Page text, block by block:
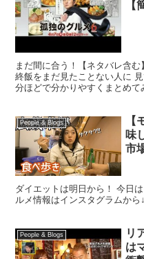
【
まだ間に合う！【ネタバレ含
終飯をまだ見たことない人に
分ほどで分かりやすくまとめて
People & Blogs
【
味
市
ダイエットは明日から！ 今日
ルメ情報はインスタグラムから↓
People & Blogs
リ
は